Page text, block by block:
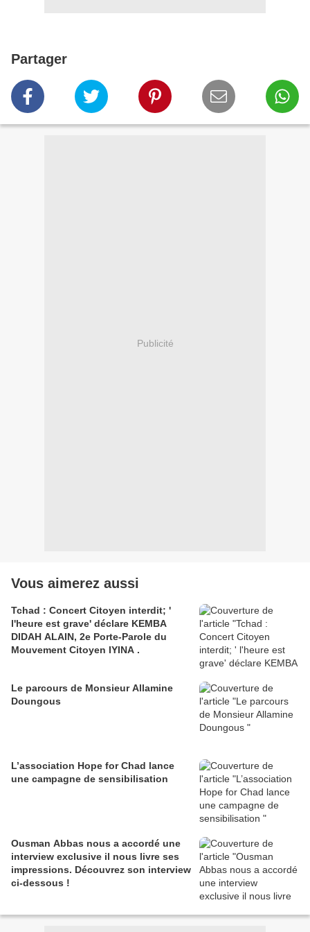
Partager
Publicité
Vous aimerez aussi
Tchad : Concert Citoyen interdit; '
l'heure est grave' déclare KEMBA
DIDAH ALAIN, 2e Porte-Parole du
Mouvement Citoyen IYINA .
Le parcours de Monsieur Allamine
Doungous
L’association Hope for Chad lance
une campagne de sensibilisation
Ousman Abbas nous a accordé une
interview exclusive il nous livre ses
impressions. Découvrez son interview
ci-dessous !